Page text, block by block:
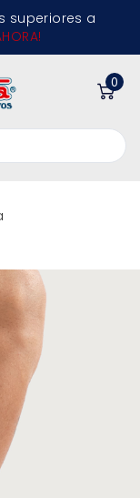
superiores a
0